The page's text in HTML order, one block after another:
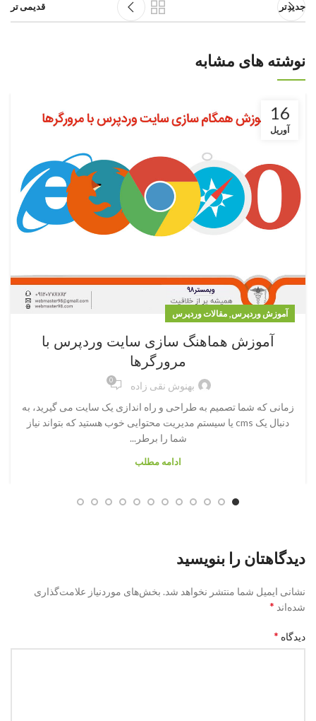
جدیدتر قدیمی تر
نوشته های مشابه
16
آوریل
آموزش وردپرس, مقالات وردپرس
آموزش هماهنگ سازی سایت وردپرس با
مرورگرها
بهنوش نقی زاده 0
زمانی که شما تصمیم به طراحی و راه اندازی یک سایت می گیرید، به
دنبال یک cms یا سیستم مدیریت محتوایی خوب هستید که بتواند نیاز
شما را برطر...
ادامه مطلب
دیدگاهتان را بنویسید
نشانی ایمیل شما منتشر نخواهد شد. بخش‌های موردنیاز علامت‌گذاری
شده‌اند *
دیدگاه *